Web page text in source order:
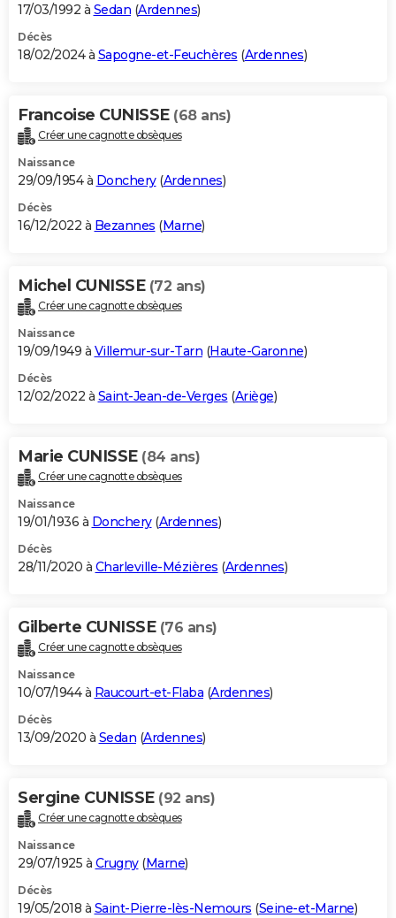
17/03/1992 à Sedan (Ardennes)
Décès
18/02/2024 à Sapogne-et-Feuchères (Ardennes)
Francoise CUNISSE (68 ans)
Créer une cagnotte obsèques
Naissance
29/09/1954 à Donchery(Ardennes)
Décès
16/12/2022 à Bezannes (Marne)
Michel CUNISSE (72 ans)
Créer une cagnotte obsèques
Naissance
19/09/1949 à Villemur-sur-Tarn (Haute-Garonne)
Décès
12/02/2022 à Saint-Jean-de-Verges (Ariège)
Marie CUNISSE (84 ans)
Créer une cagnotte obsèques
Naissance
19/01/1936 à Donchery(Ardennes)
Décès
28/11/2020 à Charleville-Mézières (Ardennes)
Gilberte CUNISSE (76 ans)
Créer une cagnotte obsèques
Naissance
10/07/1944 à Raucourt-et-Flaba (Ardennes)
Décès
13/09/2020 à Sedan (Ardennes)
Sergine CUNISSE (92 ans)
Créer une cagnotte obsèques
Naissance
29/07/1925 à Crugny(Marne)
Décès
19/05/2018 à Saint-Pierre-lès-Nemours (Seine-et-Marne)